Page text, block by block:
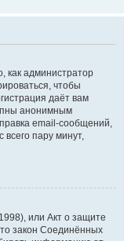
как администратор
чтобы
даёт вам
анонимным
email-сообщений,
всего пару минут,
или Акт о защите
закон Соединённых